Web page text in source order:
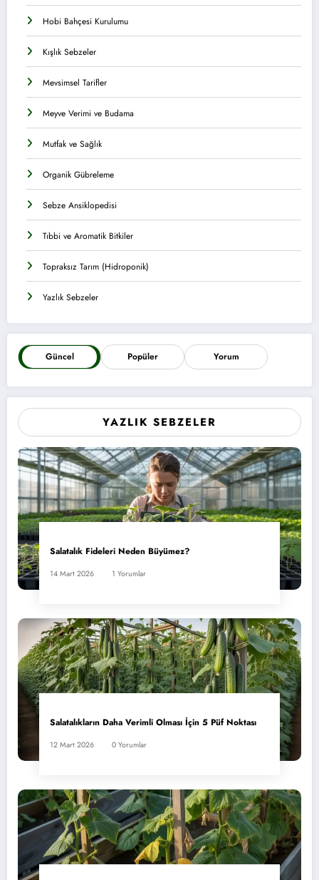
Hobi Bahçesi Kurulumu
Kışlık Sebzeler
Mevsimsel Tarifler
Meyve Verimi ve Budama
Mutfak ve Sağlık
Organik Gübreleme
Sebze Ansiklopedisi
Tıbbi ve Aromatik Bitkiler
Topraksız Tarım (Hidroponik)
Yazlık Sebzeler
Güncel Popüler Yorum
YAZLIK SEBZELER
Salatalık Fideleri Neden Büyümez?
14 Mart 2026 1 Yorumlar
Salatalıkların Daha Verimli Olması İçin 5 Püf Noktası
12 Mart 2026 0 Yorumlar